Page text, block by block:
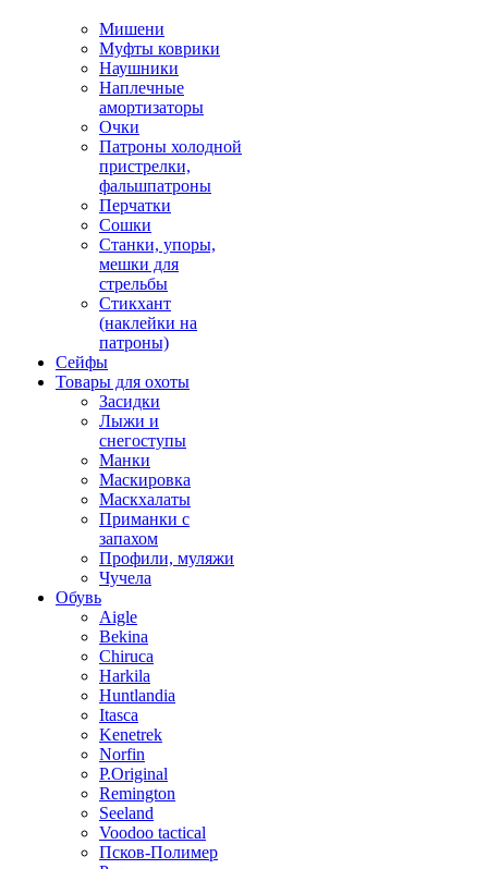
Мишени
Муфты коврики
Наушники
Наплечные
амортизаторы
Очки
Патроны холодной
пристрелки,
фальшпатроны
Перчатки
Сошки
Станки, упоры,
мешки для
стрельбы
Стикхант
(наклейки на
патроны)
Сейфы
Товары для охоты
Засидки
Лыжи и
снегоступы
Манки
Маскировка
Маскхалаты
Приманки с
запахом
Профили, муляжи
Чучела
Обувь
Aigle
Bekina
Chiruсa
Harkila
Huntlandia
Itasca
Kenetrek
Norfin
P.Original
Remington
Seeland
Voodoo tactical
Псков-Полимер